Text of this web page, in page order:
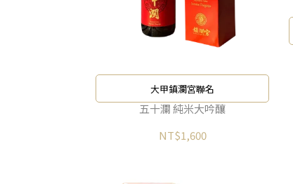
大甲鎮瀾宮聯名
五十瀾 純米大吟釀
NT$1,600